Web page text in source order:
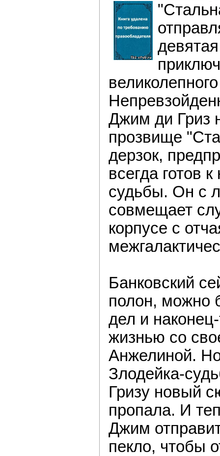
Джим ди Гриз
прозвище
дерзок,
всегда готов
судьбы. Он с
совмещает
корпусе с
Банковский
полон, можно
дел и
жизнью со
Анжелиной.
Злодейка-
Гризу новый
пропала. И
Джим
пекло, чтобы